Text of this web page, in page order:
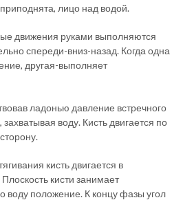
лицо над водой.
движения руками выполняются
спереди-вниз-назад. Когда одна
другая-выполняет
ладонью давление встречного
захватывая воду. Кисть двигается по
кисть двигается в
кисти занимает
воду положение. К концу фазы угол